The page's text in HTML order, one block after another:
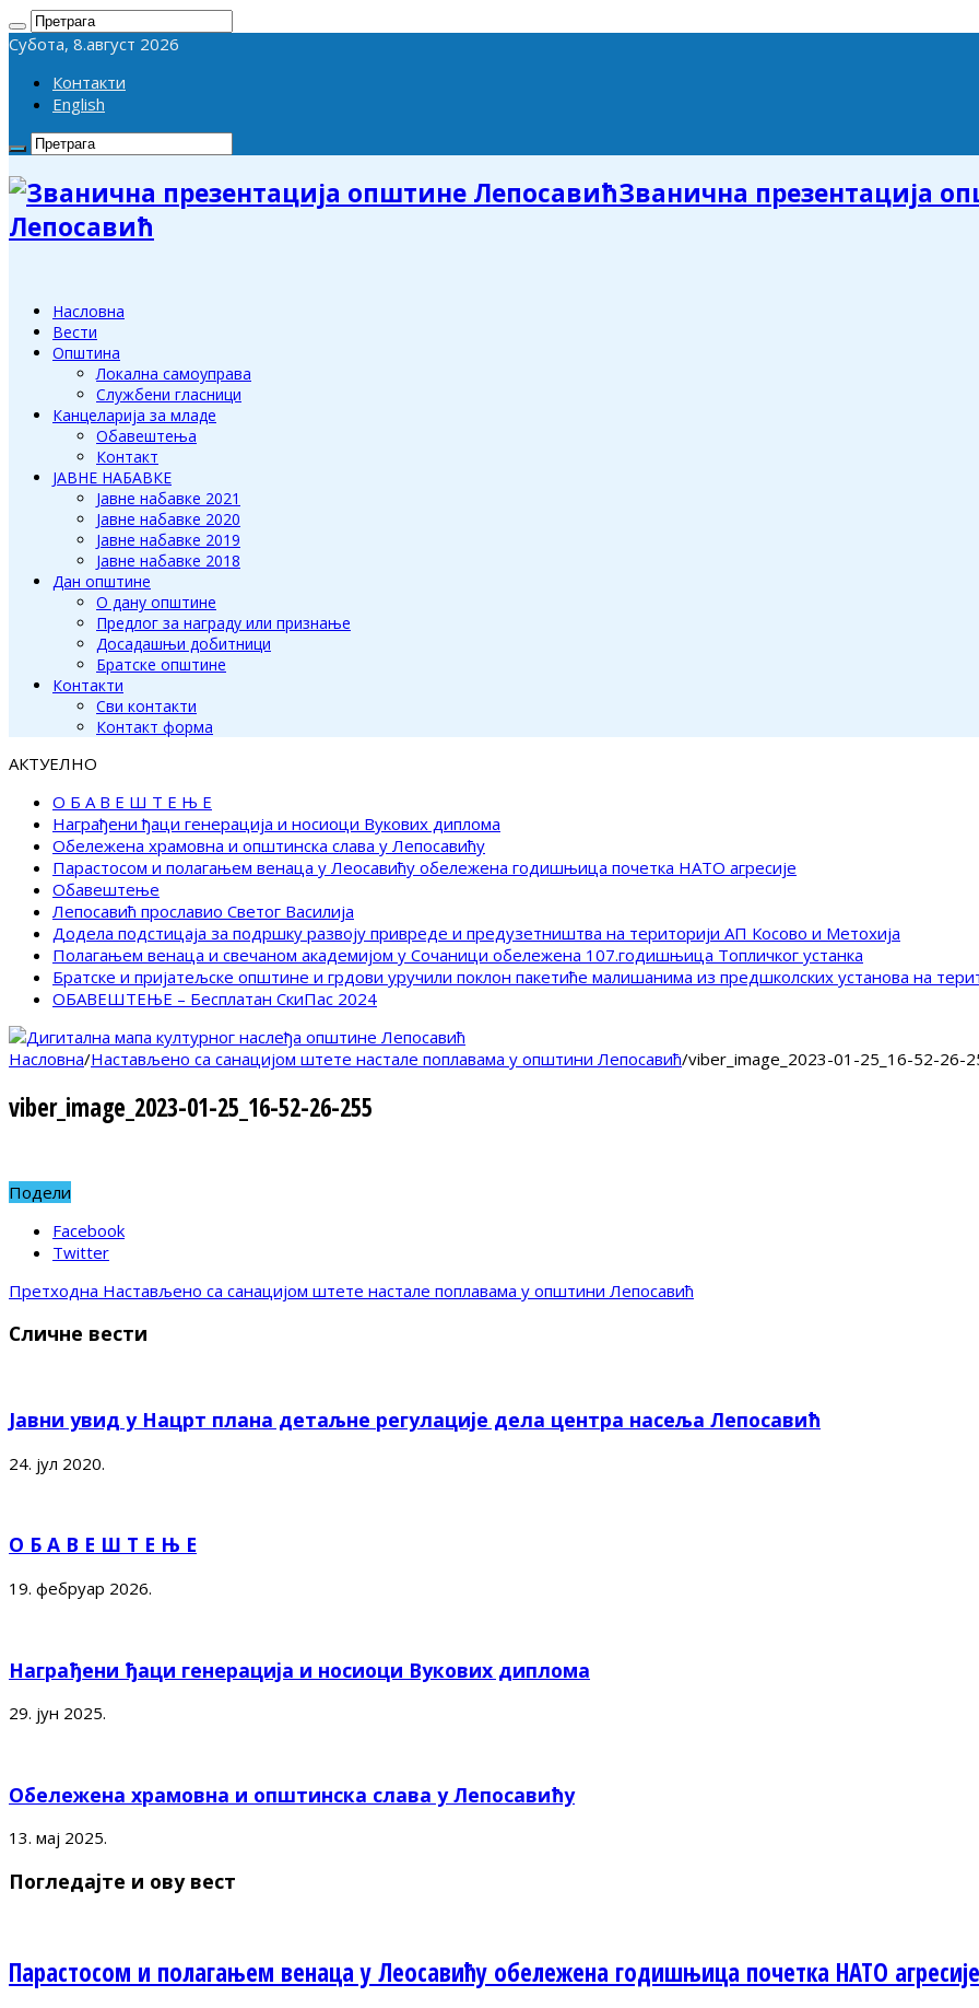
Субота, 8.август 2026
Контакти
English
Званична презентација
Лепосавић
Насловна
Вести
Општина
Локална самоуправа
Службени гласници
Канцеларија за младе
Обавештења
Контакт
ЈАВНЕ НАБАВКЕ
Јавне набавке 2021
Јавне набавке 2020
Јавне набавке 2019
Јавне набавке 2018
Дан општине
О дану општине
Предлог за награду или признање
Досадашњи добитници
Братске општине
Контакти
Сви контакти
Контакт форма
АКТУЕЛНО
О Б А В Е Ш Т Е Њ Е
Награђени ђаци генерација и носиоци Вукових диплома
Обележена храмовна и општинска слава у Лепосавићу
Парастосом и полагањем венаца у Леосавићу обележена годишњица почетка НАТО агресије
Обавештење
Лепосавић прославио Светог Василија
Додела подстицаја за подршку развоју привреде и предузетништва на територији АП Косово и Метохија
Полагањем венаца и свечаном академијом у Сочаници обележена 107.годишњица Топличког устанка
Братске и пријатељске општине и грдови уручили поклон пакетиће малишанима из предшколских установа на
ОБАВЕШТЕЊЕ – Бесплатан СкиПас 2024
Насловна/Настављено са санацијом штете настале поплавама у општини Лепосавић/viber_image_2023-01-25_16-52-26-
viber_image_2023-01-25_16-52-26-255
Подели
Facebook
Twitter
Претходна Настављено са санацијом штете настале поплавама у општини Лепосавић
Сличне вести
Јавни увид у Нацрт плана детаљне регулације дела центра насеља Лепосавић
24. јул 2020.
О Б А В Е Ш Т Е Њ Е
19. фебруар 2026.
Награђени ђаци генерација и носиоци Вукових диплома
29. јун 2025.
Обележена храмовна и општинска слава у Лепосавићу
13. мај 2025.
Погледајте и ову вест
Парастосом и полагањем венаца у Леосавићу обележена годишњица почетка НАТО агресије